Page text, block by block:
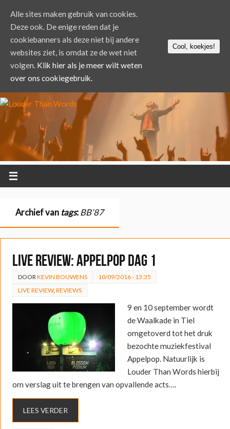
Archief van tags:BB’87
LIVE REVIEW: Appelpop dag 1
DOOR KEVIN BOUWENS
10/09/2016 - 13:35
LIVE REVIEW, REVIEWS
9 en 10 september wordt
de Waalkade in Tiel
omgetoverd tot het druk
bezochte muziekfestival
Appelpop. Natuurlijk is
Louder Than Words hierbij
om verslag uit te brengen van opvallende acts….
LEES VERDER
Alle sites maken gebruik van cookies.
Deze ook. De enige reden dat je
cookiebanners als deze niet bij andere
websites ziet, is omdat ze de wet niet
volgen. Klik hier als je meer wilt weten
over ons cookiegebruik.
Cool, koekjes!